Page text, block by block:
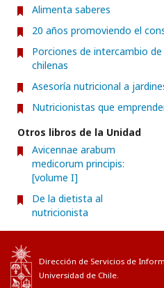
Alimenta saberes
20 años promoviendo el
Porciones de intercambio
chilenas
Asesoría nutricional a
Nutricionistas que
Otros libros de la Unidad
Avicennae arabum
medicorum principis:
[volume I]
De la dietista al
nutricionista
Dirección de Servicios de
Universidad de Chile.